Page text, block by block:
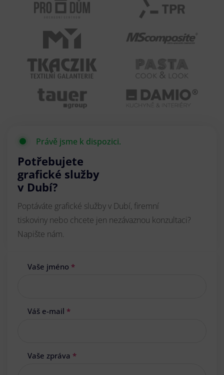
Právě jsme k dispozici.
Potřebujete
grafické služby
v Dubí?
Poptáváte grafické služby v Dubí, firemní
tiskoviny nebo chcete jen nezávaznou konzultaci?
Napište nám.
Vaše jméno *
Váš e-mail *
Vaše zpráva *